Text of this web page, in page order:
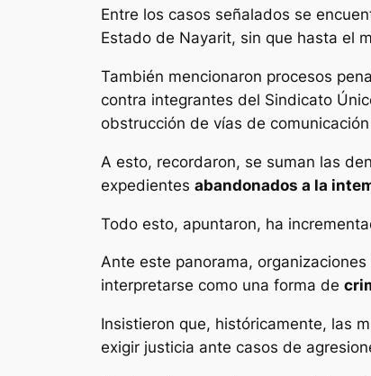
Entre los casos señalados se
Estado de Nayarit, sin que hasta el
También mencionaron procesos
contra integrantes del Sindicato
obstrucción de vías de
A esto, recordaron, se suman las
expedientes abandonados a la
Todo esto, apuntaron, ha
Ante este panorama,
interpretarse como una forma de
Insistieron que, históricamente, las
exigir justicia ante casos de